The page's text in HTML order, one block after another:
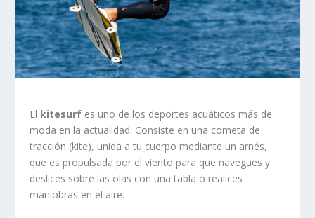
El kitesurf es uno de los deportes acuáticos más de
moda en la actualidad. Consiste en una cometa de
tracción (kite), unida a tu cuerpo mediante un arnés,
que es propulsada por el viento para que navegues y
deslices sobre las olas con una tabla o realices
maniobras en el aire.